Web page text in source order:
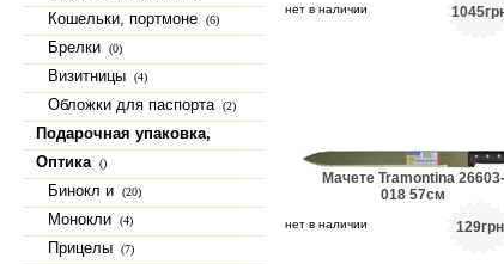
(23)
Кошельки, портмоне (6)
Брелки (0)
Визитницы (4)
Обложки для паспорта (2)
Подарочная упаковка,
коробки, шкатулки
Оптика ()
Бинокл и (20)
Монокли (4)
Прицелы (7)
нет в наличии 1045
Мачете Tramontina 26603-
018 57см
нет в наличии 129грн